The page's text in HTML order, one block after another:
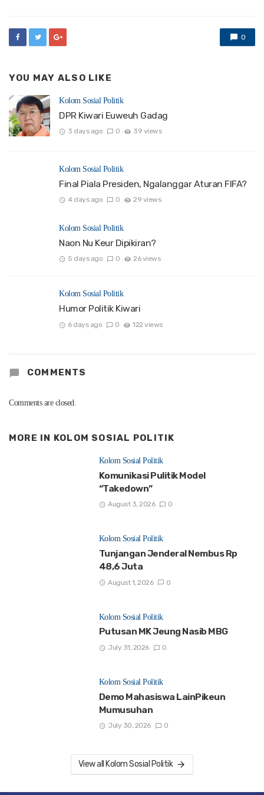
0
YOU MAY ALSO LIKE
Kolom Sosial Politik
DPR Kiwari Euweuh Gadag
3 days ago 0 39 views
Kolom Sosial Politik
Final Piala Presiden, Ngalanggar Aturan FIFA?
4 days ago 0 29 views
Kolom Sosial Politik
Naon Nu Keur Dipikiran?
5 days ago 0 26 views
Kolom Sosial Politik
Humor Politik Kiwari
6 days ago 0 122 views
COMMENTS
Comments are closed.
MORE IN KOLOM SOSIAL POLITIK
Kolom Sosial Politik
Komunikasi Pulitik Model
“Takedown”
August 3, 2026 0
Kolom Sosial Politik
Tunjangan Jenderal Nembus Rp
48,6 Juta
August 1, 2026 0
Kolom Sosial Politik
Putusan MK Jeung Nasib MBG
July 31, 2026 0
Kolom Sosial Politik
Demo Mahasiswa LainPikeun
Mumusuhan
July 30, 2026 0
View all Kolom Sosial Politik